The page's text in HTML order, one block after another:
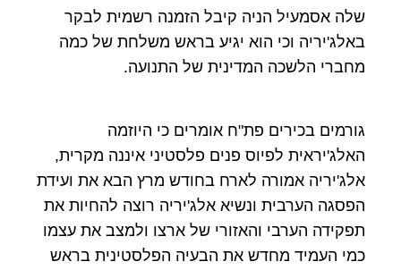
שלה אסמעיל הניה קיבל הזמנה רשמית לבקר
באלג'יריה וכי הוא יגיע בראש משלחת של כמה
מחברי הלשכה המדינית של התנועה.
גורמים בכירים פת"ח אומרים כי היוזמה
האלג'יראית לפיוס פנים פלסטיני איננה מקרית,
אלג'יריה אמורה לארח בחודש מרץ הבא את ועידת
הפסגה הערבית ונשיא אלג'יריה רוצה להחיות את
תפקידה הערבי והאזורי של ארצו ולמצב את עצמו
כמי העמיד מחדש את הבעיה הפלסטינית בראש